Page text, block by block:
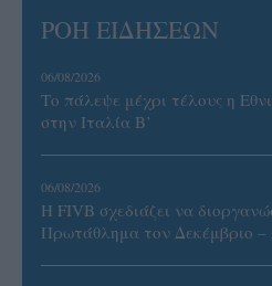
ΡΟΗ ΕΙΔΗΣΕΩΝ
06/08/2026
Το πάλεψε μέχρι τέλους η
στην Ιταλία Β’
06/08/2026
Η FIVB σχεδιάζει να
Πρωτάθλημα τον Δεκέμβριο –